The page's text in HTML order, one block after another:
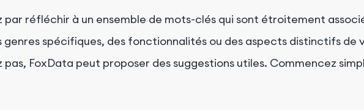
par réfléchir à un ensemble de mots-clés qui sont étroitement
spécifiques, des fonctionnalités ou des aspects distinctifs de
FoxData peut proposer des suggestions utiles. Commencez